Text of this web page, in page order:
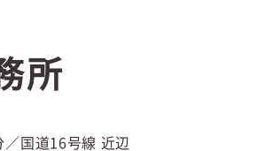
所
国道16号線 近辺